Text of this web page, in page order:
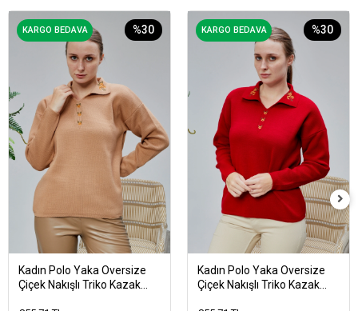
KARGO BEDAVA %30
Kadın Polo Yaka Oversize
Çiçek Nakışlı Triko Kazak
KARGO BEDAVA %30
Kadın Polo Yaka Oversize
Çiçek Nakışlı Triko Kazak